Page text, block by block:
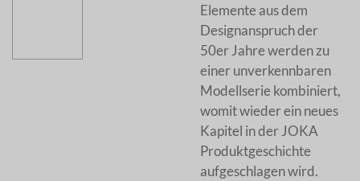
Elemente aus dem
Designanspruch der
50er Jahre werden zu
einer unverkennbaren
Modellserie kombiniert,
womit wieder ein neues
Kapitel in der JOKA
Produktgeschichte
aufgeschlagen wird.